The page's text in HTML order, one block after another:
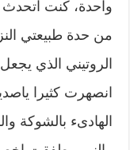
واحدة، كنت
من حدة طبيعتي
الروتيني الذي
انصهرت كثيرا
الهادىء بالشوكة